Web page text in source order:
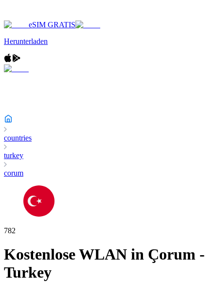
eSIM GRATIS
Herunterladen
countries
turkey
corum
782
Kostenlose WLAN in Çorum -
Turkey